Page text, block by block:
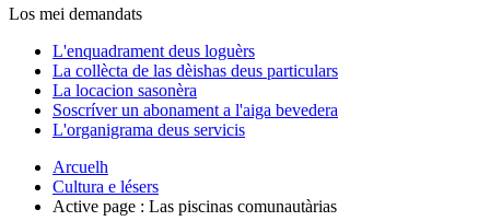
Los mei demandats
L'enquadrament deus loguèrs
La collècta de las dèishas deus particulars
La locacion sasonèra
Soscríver un abonament a l'aiga bevedera
L'organigrama deus servicis
Arcuelh
Cultura e lésers
Active page : Las piscinas comunautàrias